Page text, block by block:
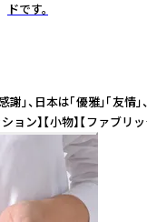
ドです。
本は「優雅
】【小物】【ファブリッ